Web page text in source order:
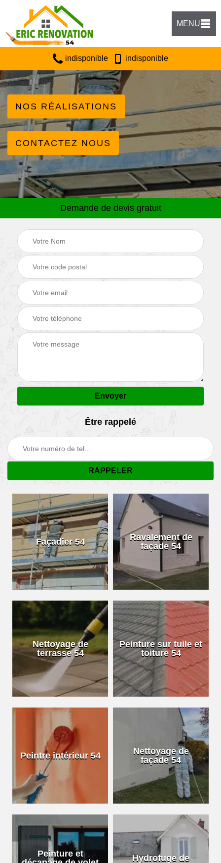
MENU
indisponible indisponible
NOS RÉALISATIONS
CONTACTEZ NOUS
Demande de devis gratuit
Être rappelé
Façadier 54
Ravalement de
façade 54
Nettoyage de
terrasse 54
Peinture sur tuile et
toiture 54
Peintre intérieur 54
Nettoyage de
façade 54
Peinture et
Hydrofuge de